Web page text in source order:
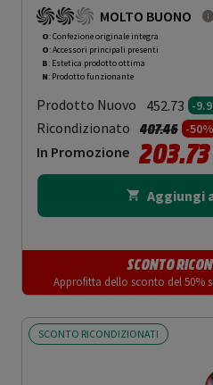
MOLTO BUONO
O: Confezione originale integra
O: Accessori principali presenti
B: Estetica prodotto ottima
N: Prodotto funzionante
Prodotto Nuovo 452.73 -
Ricondizionato Prezzo
407.46a-50%
In Promozione 203.73
Aggiungi
SCONTO
Approfitta dello sconto del
SCONTO RICONDIZIONATI